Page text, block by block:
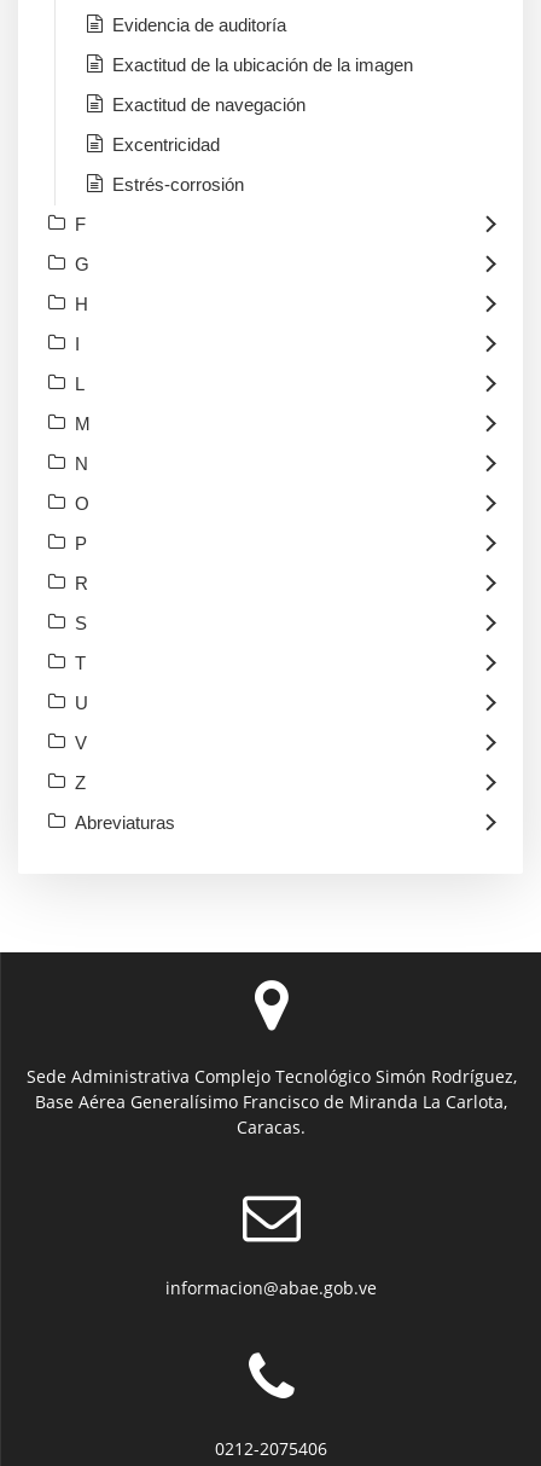
Evidencia de auditoría
Exactitud de la ubicación de la imagen
Exactitud de navegación
Excentricidad
Estrés-corrosión
F
G
H
I
L
M
N
O
P
R
S
T
U
V
Z
Abreviaturas
Sede Administrativa Complejo Tecnológico Simón Rodríguez,
Base Aérea Generalísimo Francisco de Miranda La Carlota,
Caracas.
informacion@abae.gob.ve
0212-2075406